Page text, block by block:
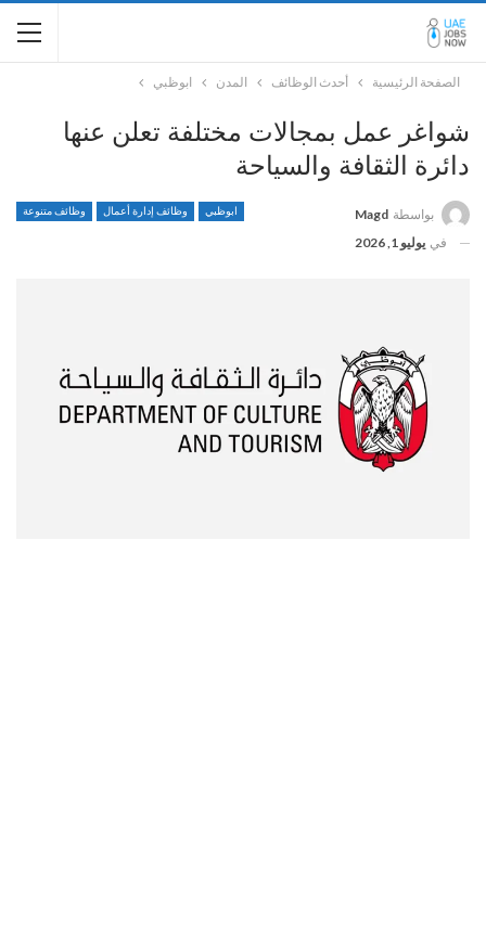
الصفحة الرئيسية أحدث الوظائف المدن ابوظبي
شواغر عمل بمجالات مختلفة تعلن عنها
دائرة الثقافة والسياحة
ابوظبي وظائف إدارة أعمال وظائف متنوعة بواسطة Magd
في يوليو 1, 2026